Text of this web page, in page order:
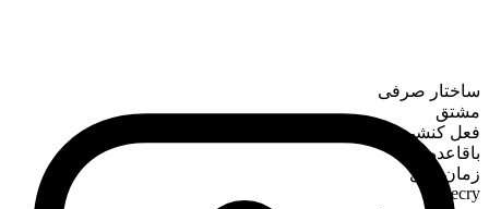
ساختار صرفی
مشتق
فعل کنشی
باقاعده
زمان حال
decry